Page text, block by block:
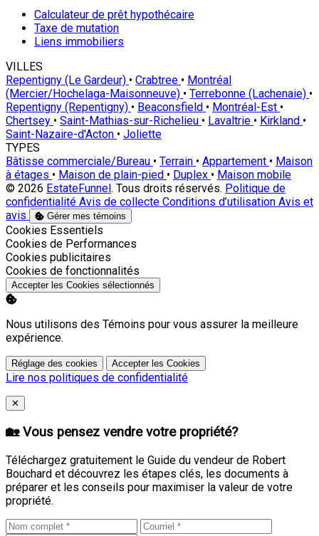
Calculateur de prêt hypothécaire
Taxe de mutation
Liens immobiliers
VILLES
Repentigny (Le Gardeur) • Crabtree • Montréal
(Mercier/Hochelaga-Maisonneuve) • Terrebonne (Lachenaie) •
Repentigny (Repentigny) • Beaconsfield • Montréal-Est •
Chertsey • Saint-Mathias-sur-Richelieu • Lavaltrie • Kirkland •
Saint-Nazaire-d'Acton • Joliette
TYPES
Bâtisse commerciale/Bureau • Terrain • Appartement • Maison
à étages • Maison de plain-pied • Duplex • Maison mobile
© 2026 EstateFunnel . Tous droits réservés. Politique de
confidentialité Avis de collecte Conditions d’utilisation Avis et
avis
Gérer mes témoins
Activer
Cookies Essentiels
Activer
Cookies de Performances
Activer
Cookies publicitaires
Activer
Cookies de fonctionnalités
Accepter les Cookies sélectionnés
Nous utilisons des Témoins pour vous assurer la meilleure
expérience.
Réglage des cookies Accepter les Cookies
Lire nos politiques de confidentialité
Close
✕
🏡 Vous pensez vendre votre propriété?
Téléchargez gratuitement le Guide du vendeur de Robert
Bouchard et découvrez les étapes clés, les documents à
préparer et les conseils pour maximiser la valeur de votre
propriété.